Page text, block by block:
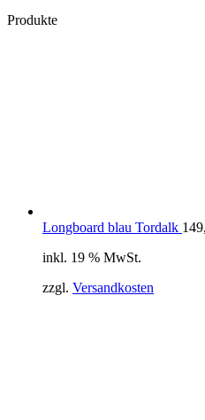
Produkte
Longboard blau Tordalk
inkl. 19 % MwSt.
zzgl. Versandkosten